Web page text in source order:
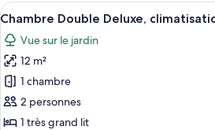
Afficher
toutes
les
photos
pour
ce
type
On
21
Chambre Double Deluxe,
Vue sur le jardin
12 m²
1 chambre
2 personnes
1 très grand lit